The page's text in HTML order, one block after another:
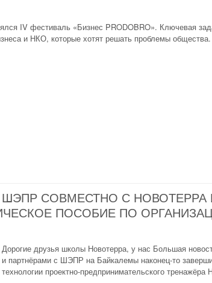
IV фестиваль «Бизнес PRODOBRO». Ключевая
и НКО, которые хотят решать проблемы
СОВМЕСТНО С НОВОТЕРРА
ПОСОБИЕ ПО
Дорогие друзья школы Новотерра, у нас Большая
и партнёрами с ШЭПР на Байкалемы наконец-то
технологии проектно-предпринимательского тренажёра